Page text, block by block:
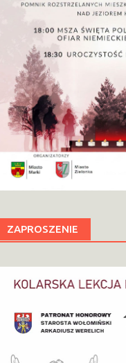
ZAPROSZENIE